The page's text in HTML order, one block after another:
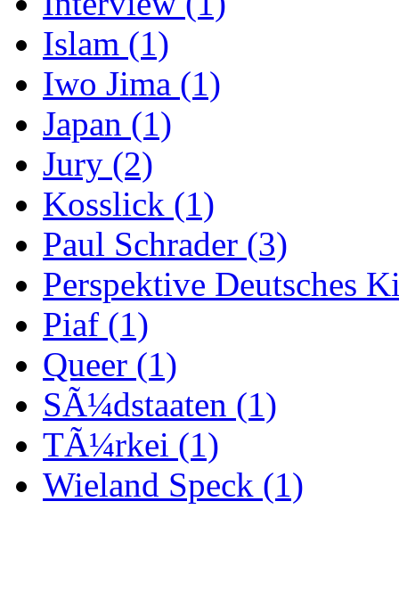
Islam (1)
Iwo Jima (1)
Japan (1)
Jury (2)
Kosslick (1)
Paul Schrader (3)
Perspektive Deutsches
Piaf (1)
Queer (1)
SÃ¼dstaaten (1)
TÃ¼rkei (1)
Wieland Speck (1)